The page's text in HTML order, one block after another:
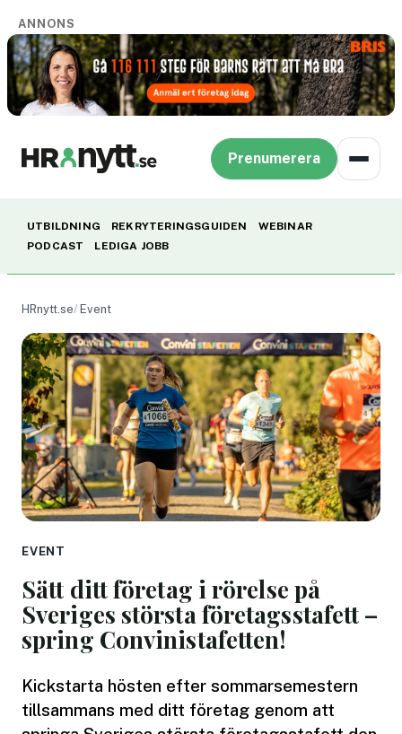
ANNONS
Prenumerera
UTBILDNING REKRYTERINGSGUIDEN
WEBINAR
PODCAST
LEDIGA JOBB
HRnytt.se Event
EVENT
Sätt ditt företag i rörelse på
Sveriges största företagsstafett –
spring Convinistafetten!
Kickstarta hösten efter sommarsemestern
tillsammans med ditt företag genom att